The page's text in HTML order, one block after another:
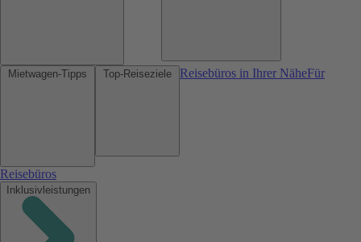
Reisebüros in Ihrer NäheFür
Reisebüros
Inklusivleistungen